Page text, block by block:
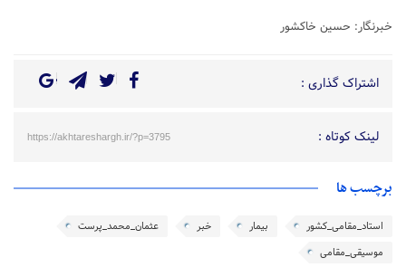
خبرنگار: حسین خاکشور
اشتراک گذاری :
لینک کوتاه : https://akhtareshargh.ir/?p=3795
برچسب ها
استاد_مقامی_کشور بیمار خبر
عثمان_محمد_پرست
موسیقی_مقامی